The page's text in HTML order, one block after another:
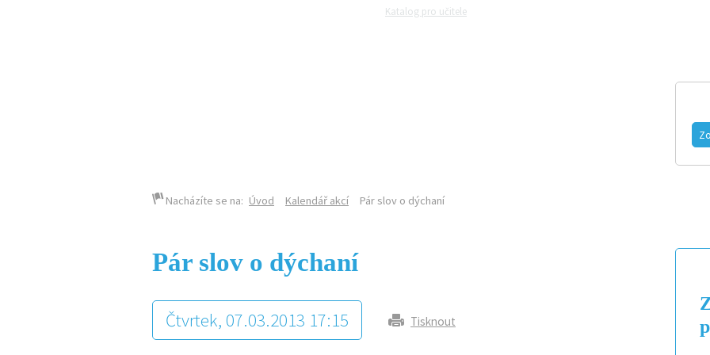
Katalog pro učitele
FOTOGALERIE
Nacházíte se na: Úvod Kalendář akcí Pár slov o dýchaní
Pár slov o dýchaní
Čtvrtek, 07.03.2013 17:15 Tisknout